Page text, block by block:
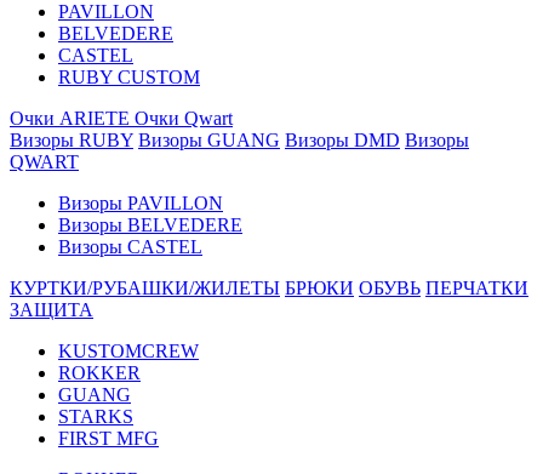
PAVILLON
BELVEDERE
CASTEL
RUBY CUSTOM
Очки ARIETE Очки Qwart
Визоры RUBY Визоры GUANG Визоры DMD Визоры
QWART
Визоры PAVILLON
Визоры BELVEDERE
Визоры CASTEL
КУРТКИ/РУБАШКИ/ЖИЛЕТЫ БРЮКИ ОБУВЬ ПЕРЧАТКИ
ЗАЩИТА
KUSTOMCREW
ROKKER
GUANG
STARKS
FIRST MFG